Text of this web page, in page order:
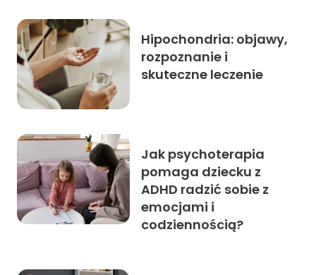
Hipochondria: objawy,
rozpoznanie i
skuteczne leczenie
Jak psychoterapia
pomaga dziecku z
ADHD radzić sobie z
emocjami i
codziennością?